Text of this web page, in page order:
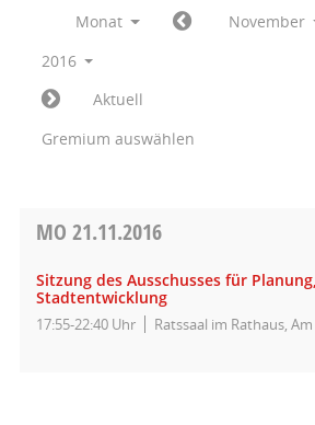
Monat
November
2016
Aktuell
Gremium auswählen
MO 21.11.2016
Sitzung des Ausschusses für
Stadtentwicklung
17:55-22:40 Uhr Ratssaal im Rathaus,